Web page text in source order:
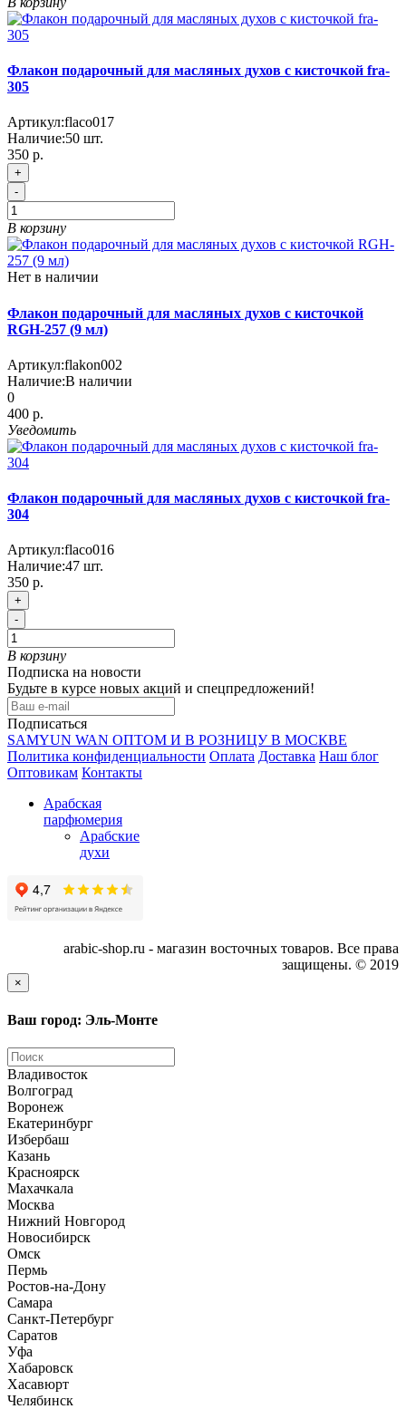
Флакон подарочный для масляных духов с кисточкой fra-
305
Артикул:flaco017
Наличие:50 шт.
350 р.
+
-
В корзину
Нет в наличии
Флакон подарочный для масляных духов с кисточкой
RGH-257 (9 мл)
Артикул:flakon002
Наличие:В наличии
0
400 р.
Уведомить
Флакон подарочный для масляных духов с кисточкой fra-
304
Артикул:flaco016
Наличие:47 шт.
350 р.
+
-
В корзину
Подписка на новости
Будьте в курсе новых акций и спецпредложений!
Подписаться
SAMYUN WAN ОПТОМ И В РОЗНИЦУ В МОСКВЕ
Политика конфиденциальности Оплата Доставка Наш блог
Оптовикам Контакты
Арабская
парфюмерия
Арабские
духи
arabic-shop.ru - магазин восточных товаров. Все права
защищены. © 2019
×
Ваш город: Эль-Монте
Владивосток
Волгоград
Воронеж
Екатеринбург
Избербаш
Казань
Красноярск
Махачкала
Москва
Нижний Новгород
Новосибирск
Омск
Пермь
Ростов-на-Дону
Самара
Санкт-Петербург
Саратов
Уфа
Хабаровск
Хасавюрт
Челябинск